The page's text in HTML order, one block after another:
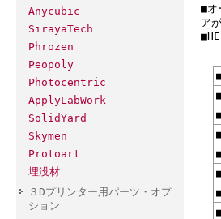
Anycubic
SirayaTech
Phrozen
Peopoly
Photocentric
ApplyLabWork
SolidYard
Skymen
Protoart
埋没材
３Dプリンター用パーツ・オプ
ション
■オ
ア